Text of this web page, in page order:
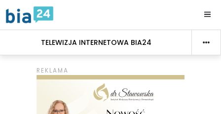
TELEWIZJA INTERNETOWA BIA24